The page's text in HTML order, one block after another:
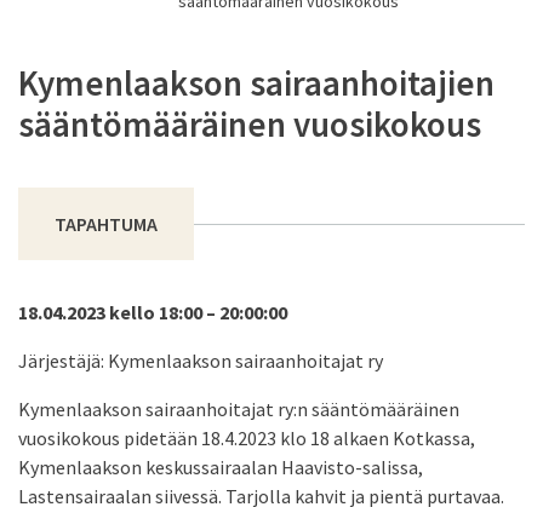
Kymenlaakson sairaanhoitajien
sääntömääräinen vuosikokous
TAPAHTUMA
18.04.2023 kello 18:00 – 20:00:00
Järjestäjä: Kymenlaakson sairaanhoitajat ry
Kymenlaakson sairaanhoitajat ry:n sääntömääräinen
vuosikokous pidetään 18.4.2023 klo 18 alkaen Kotkassa,
Kymenlaakson keskussairaalan Haavisto-salissa,
Lastensairaalan siivessä. Tarjolla kahvit ja pientä purtavaa.